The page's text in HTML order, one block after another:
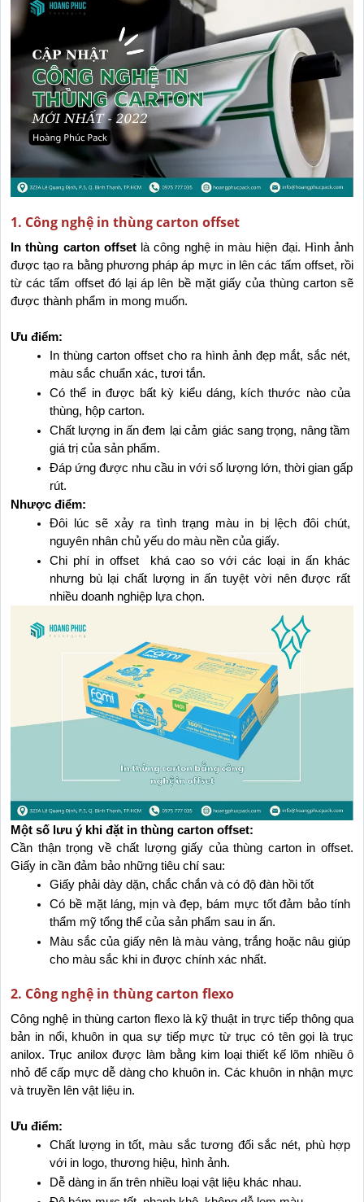
1. Công nghệ in thùng carton offset
In thùng carton offset là công nghệ in màu hiện đại. Hình ảnh
được tạo ra bằng phương pháp áp mực in lên các tấm offset, rồi
từ các tấm offset đó lại áp lên bề mặt giấy của thùng carton sẽ
được thành phẩm in mong muốn.
Ưu điểm:
In thùng carton offset cho ra hình ảnh đẹp mắt, sắc nét,
màu sắc chuẩn xác, tươi tắn.
Có thể in được bất kỳ kiểu dáng, kích thước nào của
thùng, hộp carton.
Chất lượng in ấn đem lại cảm giác sang trọng, nâng tầm
giá trị của sản phẩm.
Đáp ứng được nhu cầu in với số lượng lớn, thời gian gấp
rút.
Nhược điểm:
Đôi lúc sẽ xảy ra tình trạng màu in bị lệch đôi chút,
nguyên nhân chủ yếu do màu nền của giấy.
Chi phí in offset  khá cao so với các loại in ấn khác
nhưng bù lại chất lượng in ấn tuyệt vời nên được rất
nhiều doanh nghiệp lựa chọn.
Một số lưu ý khi đặt in thùng carton offset:
Cần thận trọng về chất lượng giấy của thùng carton in offset.
Giấy in cần đảm bảo những tiêu chí sau:
Giấy phải dày dặn, chắc chắn và có độ đàn hồi tốt
Có bề mặt láng, mịn và đẹp, bám mực tốt đảm bảo tính
thẩm mỹ tổng thể của sản phẩm sau in ấn.
Màu sắc của giấy nên là màu vàng, trắng hoặc nâu giúp
cho màu sắc khi in được chính xác nhất.
2. Công nghệ in thùng carton flexo
Công nghệ in thùng carton flexo là kỹ thuật in trực tiếp thông qua
bản in nổi, khuôn in qua sự tiếp mực từ trục có tên gọi là trục
anilox. Trục anilox được làm bằng kim loại thiết kế lõm nhiều ô
nhỏ để cấp mực dễ dàng cho khuôn in. Các khuôn in nhận mực
và truyền lên vật liệu in.
Ưu điểm:
Chất lượng in tốt, màu sắc tương đối sắc nét, phù hợp
với in logo, thương hiệu, hình ảnh.
Dễ dàng in ấn trên nhiều loại vật liệu khác nhau.